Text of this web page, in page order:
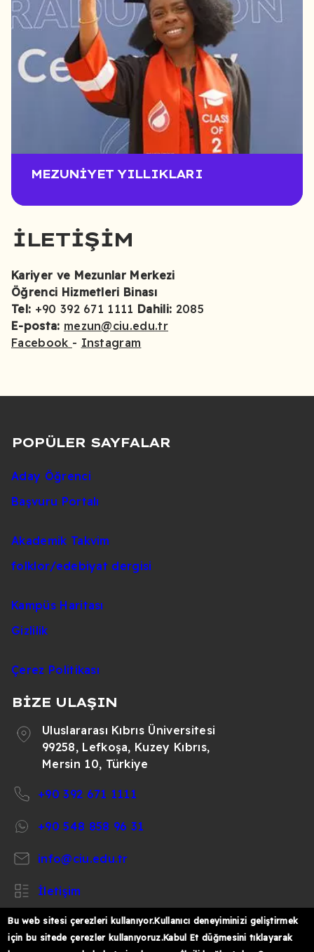
MEZUNIYET YILLIKLARI
İLETİŞİM
Kariyer ve Mezunlar Merkezi
Öğrenci Hizmetleri Binası
Tel: +90 392 671 1111 Dahili: 2085
E-posta: mezun@ciu.edu.tr
Facebook - Instagram
POPÜLER SAYFALAR
Aday Öğrenci
Başvuru Portalı
Akademik Takvim
folklor/edebiyat dergisi
Kampüs Haritası
Gizlilik
Çerez Politikası
BİZE ULAŞIN
Uluslararası Kıbrıs Üniversitesi
99258, Lefkoşa, Kuzey Kıbrıs,
Mersin 10, Türkiye
+90 392 671 1111
+90 548 858 96 31
info@ciu.edu.tr
İletişim
Bu web sitesi çerezleri kullanıyor.Kullanıcı deneyiminizi geliştirmek
için bu sitede çerezler kullanıyoruz.Kabul Et düğmesini tıklayarak